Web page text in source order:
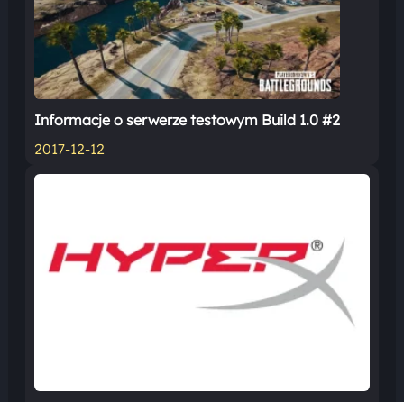
Informacje o serwerze testowym Build 1.0 #2
2017-12-12